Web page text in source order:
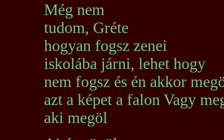
Még nem
tudom, Gréte
hogyan fogsz zenei
iskolába járni, lehet hogy
nem fogsz és én akkor
azt a képet a falon Vagy
aki megöl